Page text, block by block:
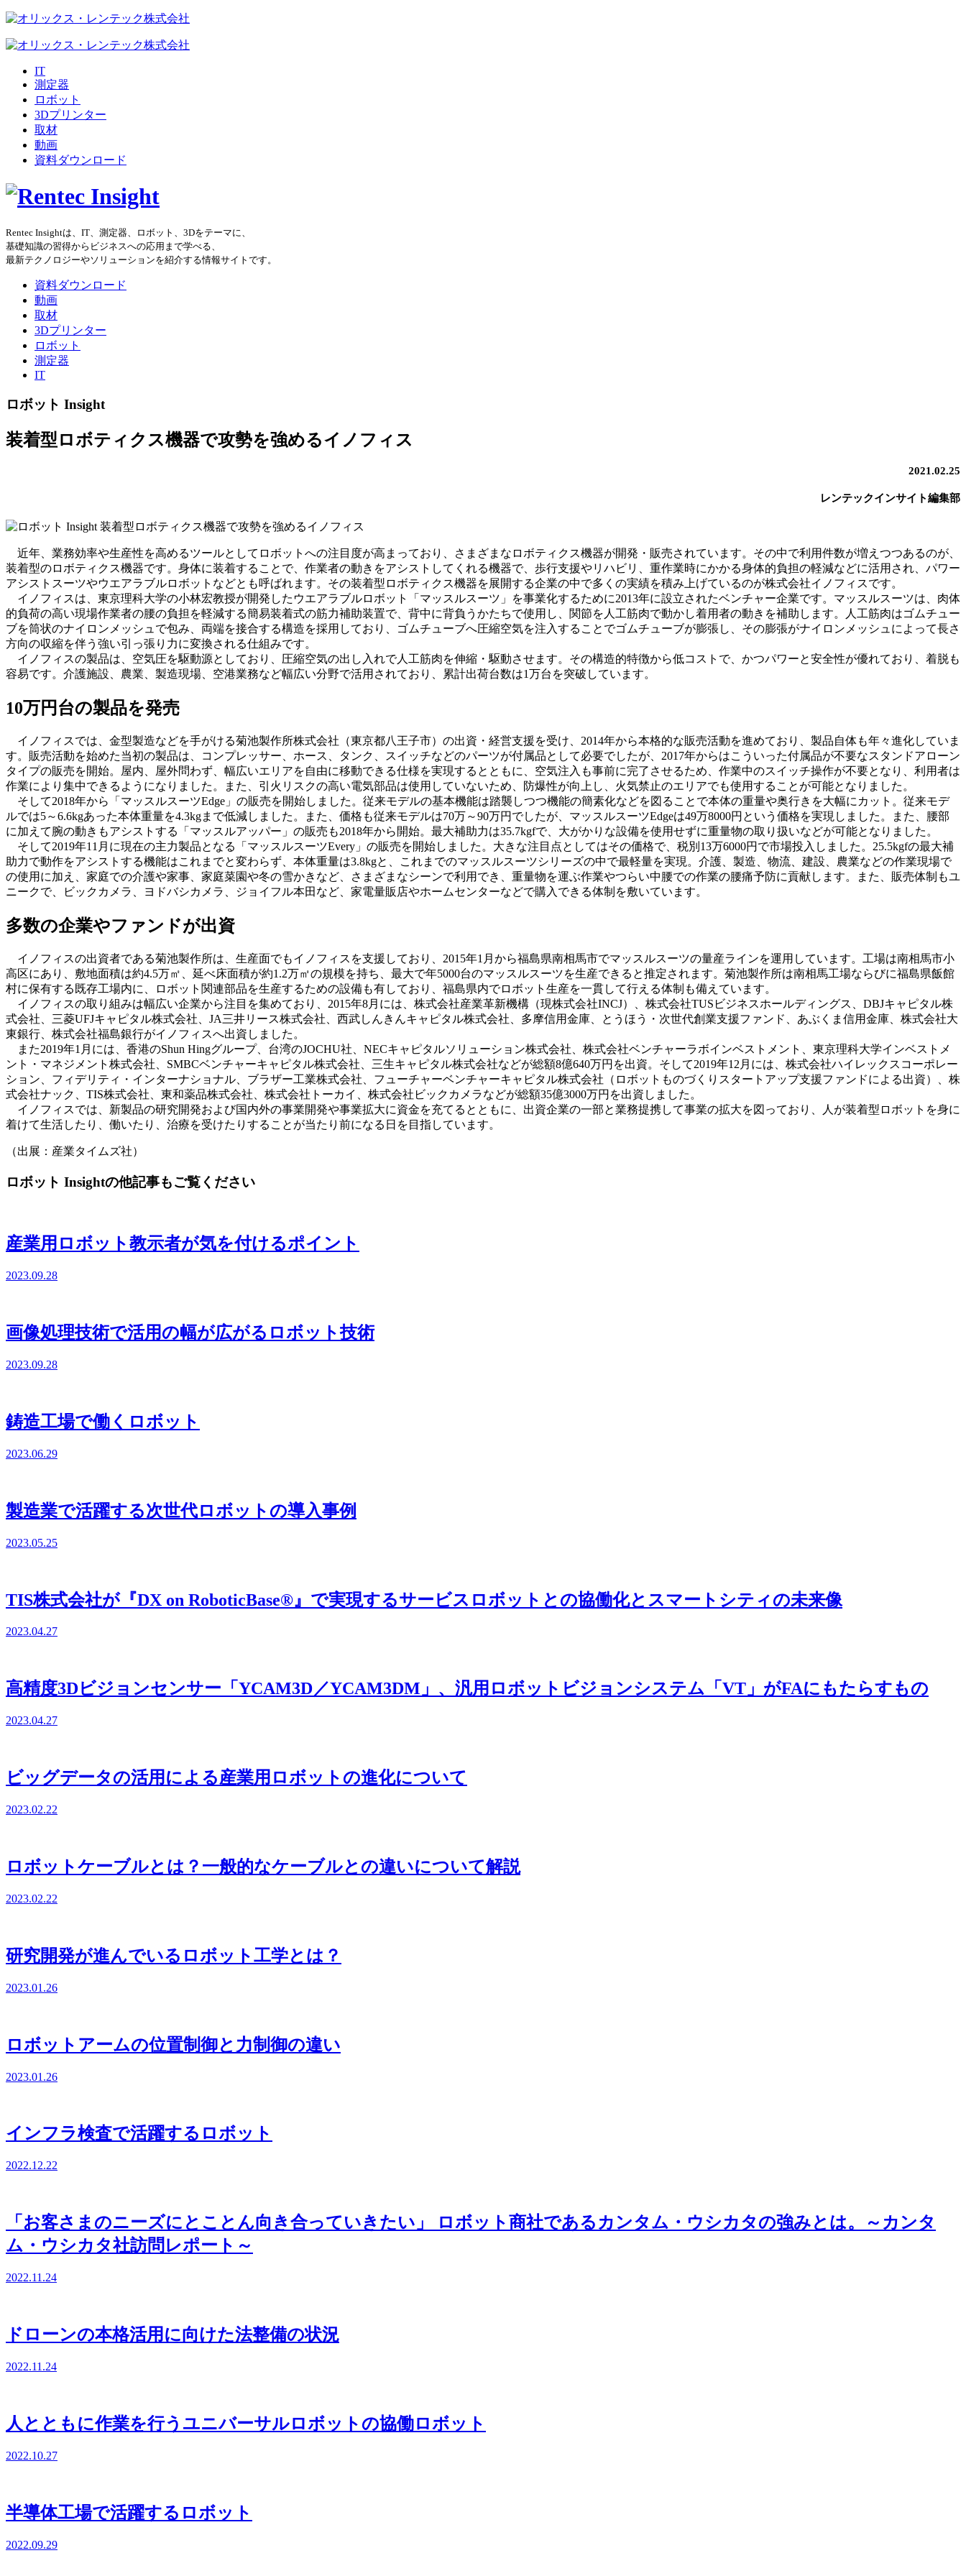
IT
測定器
ロボット
3Dプリンター
取材
動画
資料ダウンロード
Rentec Insightは、IT、測定器、ロボット、3Dをテーマに、
基礎知識の習得からビジネスへの応用まで学べる、
最新テクノロジーやソリューションを紹介する情報サイトです。
資料ダウンロード
動画
取材
3Dプリンター
ロボット
測定器
IT
ロボット Insight
装着型ロボティクス機器で攻勢を強めるイノフィス
2021.02.25
レンテックインサイト編集部
近年、業務効率や生産性を高めるツールとしてロボットへの注目度が高まっており、さまざまなロボティクス機器が開発・販売されています。その中で利用件数が増えつつあるのが、
装着型のロボティクス機器です。身体に装着することで、作業者の動きをアシストしてくれる機器で、歩行支援やリハビリ、重作業時にかかる身体的負担の軽減などに活用され、パワー
アシストスーツやウエアラブルロボットなどとも呼ばれます。その装着型ロボティクス機器を展開する企業の中で多くの実績を積み上げているのが株式会社イノフィスです。
イノフィスは、東京理科大学の小林宏教授が開発したウエアラブルロボット「マッスルスーツ」を事業化するために2013年に設立されたベンチャー企業です。マッスルスーツは、肉体
的負荷の高い現場作業者の腰の負担を軽減する簡易装着式の筋力補助装置で、背中に背負うかたちで使用し、関節を人工筋肉で動かし着用者の動きを補助します。人工筋肉はゴムチュー
ブを筒状のナイロンメッシュで包み、両端を接合する構造を採用しており、ゴムチューブへ圧縮空気を注入することでゴムチューブが膨張し、その膨張がナイロンメッシュによって長さ
方向の収縮を伴う強い引っ張り力に変換される仕組みです。
イノフィスの製品は、空気圧を駆動源としており、圧縮空気の出し入れで人工筋肉を伸縮・駆動させます。その構造的特徴から低コストで、かつパワーと安全性が優れており、着脱も
容易です。介護施設、農業、製造現場、空港業務など幅広い分野で活用されており、累計出荷台数は1万台を突破しています。
10万円台の製品を発売
イノフィスでは、金型製造などを手がける菊池製作所株式会社（東京都八王子市）の出資・経営支援を受け、2014年から本格的な販売活動を進めており、製品自体も年々進化していま
す。販売活動を始めた当初の製品は、コンプレッサー、ホース、タンク、スイッチなどのパーツが付属品として必要でしたが、2017年からはこういった付属品が不要なスタンドアローン
タイプの販売を開始。屋内、屋外問わず、幅広いエリアを自由に移動できる仕様を実現するとともに、空気注入も事前に完了させるため、作業中のスイッチ操作が不要となり、利用者は
作業により集中できるようになりました。また、引火リスクの高い電気部品は使用していないため、防爆性が向上し、火気禁止のエリアでも使用することが可能となりました。
そして2018年から「マッスルスーツEdge」の販売を開始しました。従来モデルの基本機能は踏襲しつつ機能の簡素化などを図ることで本体の重量や奥行きを大幅にカット。従来モデ
ルでは5～6.6kgあった本体重量を4.3kgまで低減しました。また、価格も従来モデルは70万～90万円でしたが、マッスルスーツEdgeは49万8000円という価格を実現しました。また、腰部
に加えて腕の動きもアシストする「マッスルアッパー」の販売も2018年から開始。最大補助力は35.7kgfで、大がかりな設備を使用せずに重量物の取り扱いなどが可能となりました。
そして2019年11月に現在の主力製品となる「マッスルスーツEvery」の販売を開始しました。大きな注目点としてはその価格で、税別13万6000円で市場投入しました。25.5kgfの最大補
助力で動作をアシストする機能はこれまでと変わらず、本体重量は3.8kgと、これまでのマッスルスーツシリーズの中で最軽量を実現。介護、製造、物流、建設、農業などの作業現場で
の使用に加え、家庭での介護や家事、家庭菜園や冬の雪かきなど、さまざまなシーンで利用でき、重量物を運ぶ作業やつらい中腰での作業の腰痛予防に貢献します。また、販売体制もユ
ニークで、ビックカメラ、ヨドバシカメラ、ジョイフル本田など、家電量販店やホームセンターなどで購入できる体制を敷いています。
多数の企業やファンドが出資
イノフィスの出資者である菊池製作所は、生産面でもイノフィスを支援しており、2015年1月から福島県南相馬市でマッスルスーツの量産ラインを運用しています。工場は南相馬市小
高区にあり、敷地面積は約4.5万㎡、延べ床面積が約1.2万㎡の規模を持ち、最大で年5000台のマッスルスーツを生産できると推定されます。菊池製作所は南相馬工場ならびに福島県飯館
村に保有する既存工場内に、ロボット関連部品を生産するための設備も有しており、福島県内でロボット生産を一貫して行える体制も備えています。
イノフィスの取り組みは幅広い企業から注目を集めており、2015年8月には、株式会社産業革新機構（現株式会社INCJ）、株式会社TUSビジネスホールディングス、DBJキャピタル株
式会社、三菱UFJキャピタル株式会社、JA三井リース株式会社、西武しんきんキャピタル株式会社、多摩信用金庫、とうほう・次世代創業支援ファンド、あぶくま信用金庫、株式会社大
東銀行、株式会社福島銀行がイノフィスへ出資しました。
また2019年1月には、香港のShun Hingグループ、台湾のJOCHU社、NECキャピタルソリューション株式会社、株式会社ベンチャーラボインベストメント、東京理科大学インベストメ
ント・マネジメント株式会社、SMBCベンチャーキャピタル株式会社、三生キャピタル株式会社などが総額8億640万円を出資。そして2019年12月には、株式会社ハイレックスコーポレー
ション、フィデリティ・インターナショナル、ブラザー工業株式会社、フューチャーベンチャーキャピタル株式会社（ロボットものづくりスタートアップ支援ファンドによる出資）、株
式会社ナック、TIS株式会社、東和薬品株式会社、株式会社トーカイ、株式会社ビックカメラなどが総額35億3000万円を出資しました。
イノフィスでは、新製品の研究開発および国内外の事業開発や事業拡大に資金を充てるとともに、出資企業の一部と業務提携して事業の拡大を図っており、人が装着型ロボットを身に
着けて生活したり、働いたり、治療を受けたりすることが当たり前になる日を目指しています。
（出展：産業タイムズ社）
ロボット Insightの他記事もご覧ください
産業用ロボット教示者が気を付けるポイント
2023.09.28
画像処理技術で活用の幅が広がるロボット技術
2023.09.28
鋳造工場で働くロボット
2023.06.29
製造業で活躍する次世代ロボットの導入事例
2023.05.25
TIS株式会社が『DX on RoboticBase®』で実現するサービスロボットとの協働化とスマートシティの未来像
2023.04.27
高精度3Dビジョンセンサー「YCAM3D／YCAM3DM」、汎用ロボットビジョンシステム「VT」がFAにもたらすもの
2023.04.27
ビッグデータの活用による産業用ロボットの進化について
2023.02.22
ロボットケーブルとは？一般的なケーブルとの違いについて解説
2023.02.22
研究開発が進んでいるロボット工学とは？
2023.01.26
ロボットアームの位置制御と力制御の違い
2023.01.26
インフラ検査で活躍するロボット
2022.12.22
「お客さまのニーズにとことん向き合っていきたい」 ロボット商社であるカンタム・ウシカタの強みとは。～カンタ
ム・ウシカタ社訪問レポート～
2022.11.24
ドローンの本格活用に向けた法整備の状況
2022.11.24
人とともに作業を行うユニバーサルロボットの協働ロボット
2022.10.27
半導体工場で活躍するロボット
2022.09.29